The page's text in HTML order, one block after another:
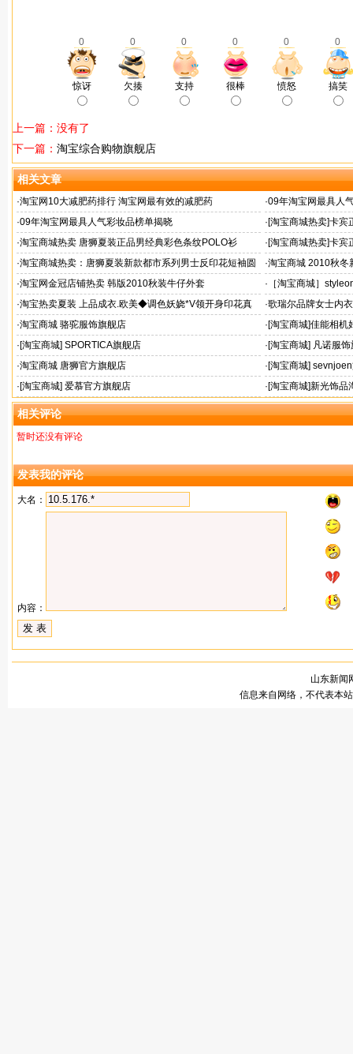
0 0 0 0 0 0
惊讶 欠揍 支持 很棒 愤怒 搞笑
上一篇：没有了
下一篇： 淘宝综合购物旗舰店
相关文章
·淘宝网10大减肥药排行 淘宝网最有效的减肥药 ·09年淘宝网最具人
·09年淘宝网最具人气彩妆品榜单揭晓 ·[淘宝商城热卖]卡
0203004原269
·淘宝商城热卖 唐狮夏装正品男经典彩色条纹POLO衫 ·[淘宝商城热卖]卡宾
30303005
·淘宝商城热卖：唐狮夏装新款都市系列男士反印花短袖圆
领T恤
·淘宝商城 2010秋冬
高领毛衣加厚
·淘宝网金冠店铺热卖 韩版2010秋装牛仔外套 · ［淘宝商城］
百搭小开衫189/配胸
·淘宝热卖夏装 上品成衣.欧美◆调色妖娆*V领开身印花真
丝连衣裙
·歌瑞尔品牌女士内
拢文胸
·淘宝商城 骆驼服饰旗舰店 ·[淘宝商城]佳能相机
·[淘宝商城] SPORTICA旗舰店 ·[淘宝商城] 凡诺服
·淘宝商城 唐狮官方旗舰店 ·[淘宝商城]
·[淘宝商城] 爱慕官方旗舰店 ·[淘宝商城]新光饰品
相关评论
暂时还没有评论
发表我的评论
大名：
内容：
山东新闻
信息来自网络，不代表本